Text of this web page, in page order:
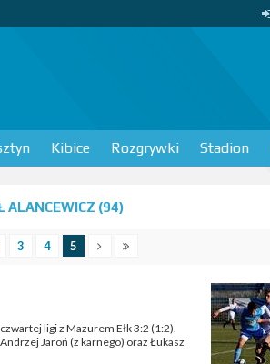
Kibice Rozgrywki Stadion
ALANCEWICZ (94)
3 4 5
ligi z Mazurem Ełk 3:2 (1:2).
Jaroń (z karnego) oraz Łukasz